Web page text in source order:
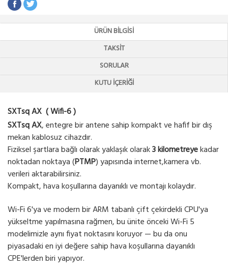
ÜRÜN BILGISI
TAKSIT
SORULAR
KUTU İÇERIĞI
SXTsq AX ( Wifi-6 )
SXTsq AX, entegre bir antene sahip kompakt ve hafif bir dış
mekan kablosuz cihazdır.
Fiziksel şartlara bağlı olarak yaklaşık olarak3 kilometreyekadar
noktadan noktaya (PTMP) yapısında internet,kamera vb.
verileri aktarabilirsiniz.
Kompakt, hava koşullarına dayanıklı ve montajı kolaydır.
Wi-Fi 6'ya ve modern bir ARM tabanlı çift çekirdekli CPU'ya
yükseltme yapılmasına rağmen, bu ünite önceki Wi-Fi 5
modelimizle aynı fiyat noktasını koruyor — bu da onu
piyasadaki en iyi değere sahip hava koşullarına dayanıklı
CPE'lerden biri yapıyor.